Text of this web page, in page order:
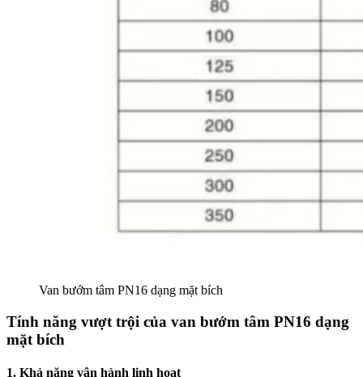
Van bướm tâm PN16 dạng mặt bích
Tính năng vượt trội của van bướm tâm PN16 dạng
mặt bích
1. Khả năng vận hành linh hoạt